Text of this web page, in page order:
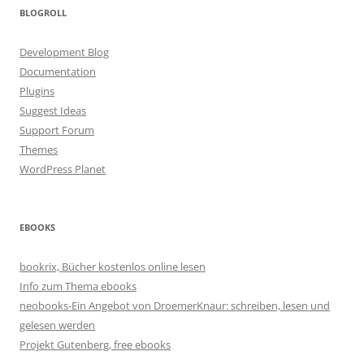
BLOGROLL
Development Blog
Documentation
Plugins
Suggest Ideas
Support Forum
Themes
WordPress Planet
EBOOKS
bookrix, Bücher kostenlos online lesen
Info zum Thema ebooks
neobooks-Ein Angebot von DroemerKnaur: schreiben, lesen und
gelesen werden
Projekt Gutenberg, free ebooks